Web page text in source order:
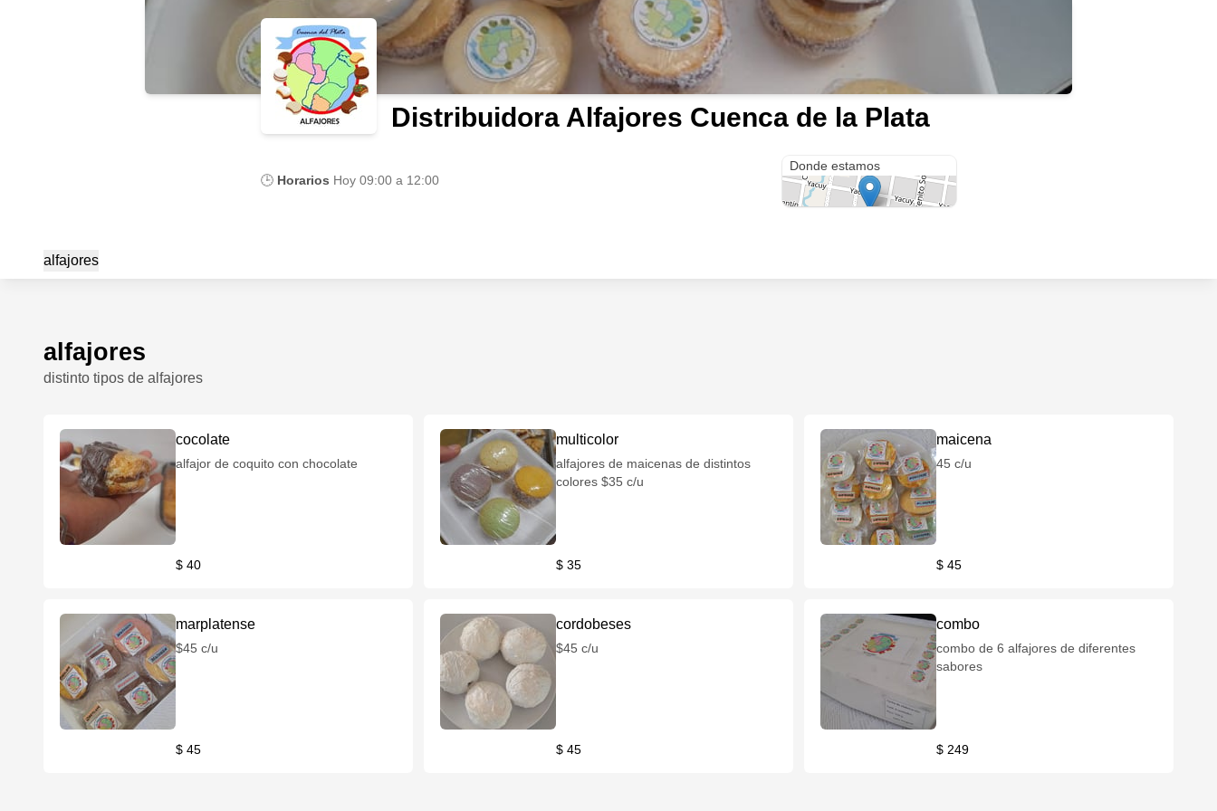
Distribuidora Alfajores Cuenca de la Plata
🕒 Horarios Hoy 09:00 a 12:00
Donde estamos
alfajores
alfajores
distinto tipos de alfajores
cocolate
alfajor de coquito con chocolate
$ 40
multicolor
alfajores de maicenas de distintos
colores $35 c/u
$ 35
maicena
45 c/u
$ 45
marplatense
$45 c/u
$ 45
cordobeses
$45 c/u
$ 45
combo
combo de 6 alfajores de diferentes
sabores
$ 249